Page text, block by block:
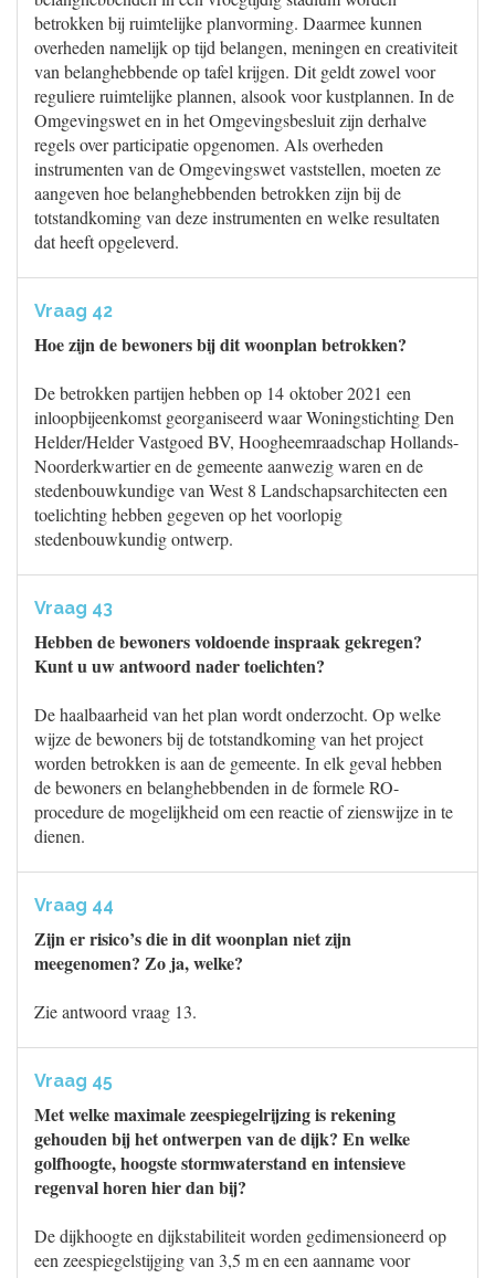
betrokken bij ruimtelijke planvorming. Daarmee kunnen
overheden namelijk op tijd belangen, meningen en creativiteit
van belanghebbende op tafel krijgen. Dit geldt zowel voor
reguliere ruimtelijke plannen, alsook voor kustplannen. In de
Omgevingswet en in het Omgevingsbesluit zijn derhalve
regels over participatie opgenomen. Als overheden
instrumenten van de Omgevingswet vaststellen, moeten ze
aangeven hoe belanghebbenden betrokken zijn bij de
totstandkoming van deze instrumenten en welke resultaten
dat heeft opgeleverd.
Vraag 42
Hoe zijn de bewoners bij dit woonplan betrokken?
De betrokken partijen hebben op 14 oktober 2021 een
inloopbijeenkomst georganiseerd waar Woningstichting Den
Helder/Helder Vastgoed BV, Hoogheemraadschap Hollands-
Noorderkwartier en de gemeente aanwezig waren en de
stedenbouwkundige van West 8 Landschapsarchitecten een
toelichting hebben gegeven op het voorlopig
stedenbouwkundig ontwerp.
Vraag 43
Hebben de bewoners voldoende inspraak gekregen?
Kunt u uw antwoord nader toelichten?
De haalbaarheid van het plan wordt onderzocht. Op welke
wijze de bewoners bij de totstandkoming van het project
worden betrokken is aan de gemeente. In elk geval hebben
de bewoners en belanghebbenden in de formele RO-
procedure de mogelijkheid om een reactie of zienswijze in te
dienen.
Vraag 44
Zijn er risico’s die in dit woonplan niet zijn
meegenomen? Zo ja, welke?
Zie antwoord vraag 13.
Vraag 45
Met welke maximale zeespiegelrijzing is rekening
gehouden bij het ontwerpen van de dijk? En welke
golfhoogte, hoogste stormwaterstand en intensieve
regenval horen hier dan bij?
De dijkhoogte en dijkstabiliteit worden gedimensioneerd op
een zeespiegelstijging van 3,5 m en een aanname voor